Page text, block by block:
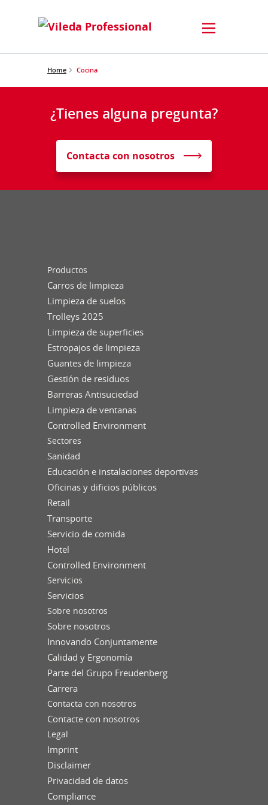
Home Cocina
¿Tienes alguna pregunta?
Contacta con nosotros
Productos
Carros de limpieza
Limpieza de suelos
Trolleys 2025
Limpieza de superficies
Estropajos de limpieza
Guantes de limpieza
Gestión de residuos
Barreras Antisuciedad
Limpieza de ventanas
Controlled Environment
Sectores
Sanidad
Educación e instalaciones deportivas
Oficinas y dificios públicos
Retail
Transporte
Servicio de comida
Hotel
Controlled Environment
Servicios
Servicios
Sobre nosotros
Sobre nosotros
Innovando Conjuntamente
Calidad y Ergonomía
Parte del Grupo Freudenberg
Carrera
Contacta con nosotros
Contacte con nosotros
Legal
Imprint
Disclaimer
Privacidad de datos
Compliance